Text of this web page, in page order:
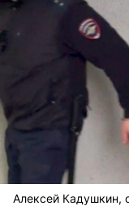
Алексей Кадушкин,